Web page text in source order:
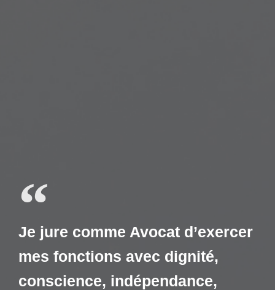
Je jure comme Avocat d’exercer
mes fonctions avec dignité,
conscience, indépendance,